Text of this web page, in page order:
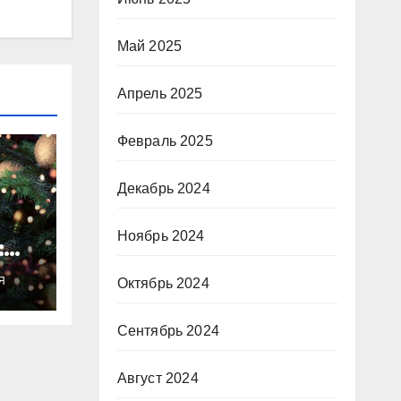
Май 2025
Апрель 2025
Февраль 2025
Декабрь 2024
Ноябрь 2024
Октябрь 2024
Сентябрь 2024
Август 2024